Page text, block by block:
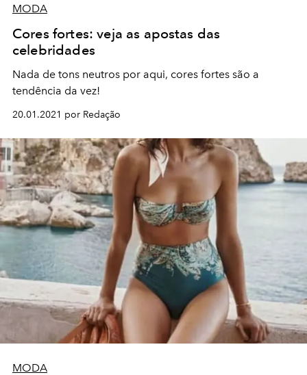
MODA
Cores fortes: veja as apostas das
celebridades
Nada de tons neutros por aqui, cores fortes são a
tendência da vez!
20.01.2021 por Redação
MODA